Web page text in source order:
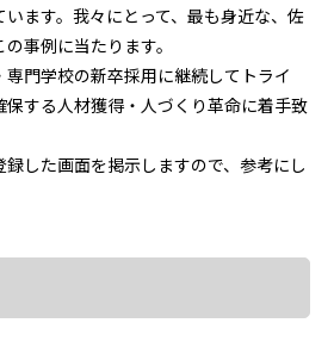
ます。我々にとって、最も身近な、佐
事例に当たります。
門学校の新卒採用に継続してトライ
保する人材獲得・人づくり革命に着手致
した画面を掲示しますので、参考にし